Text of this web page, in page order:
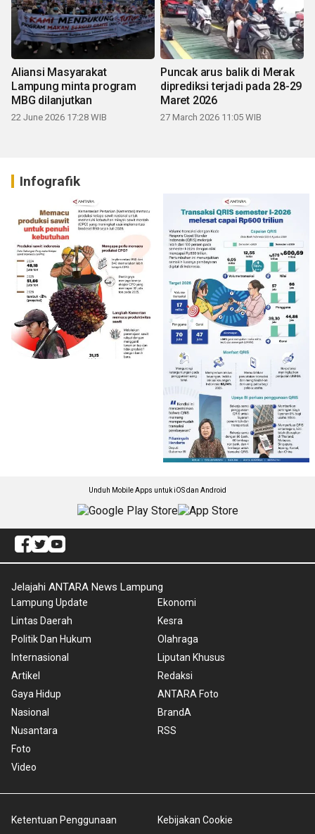
Aliansi Masyarakat
Lampung minta program
MBG dilanjutkan
22 June 2026 17:28 WIB
Puncak arus balik di Merak
diprediksi terjadi pada 28-29
Maret 2026
27 March 2026 11:05 WIB
Infografik
Unduh Mobile Apps untuk iOS dan Android
Jelajahi ANTARA News Lampung
Lampung Update
Lintas Daerah
Politik Dan Hukum
Internasional
Artikel
Gaya Hidup
Nasional
Nusantara
Foto
Video
Ekonomi
Kesra
Olahraga
Liputan Khusus
Redaksi
ANTARA Foto
BrandA
RSS
Ketentuan Penggunaan
Kebijakan Cookie